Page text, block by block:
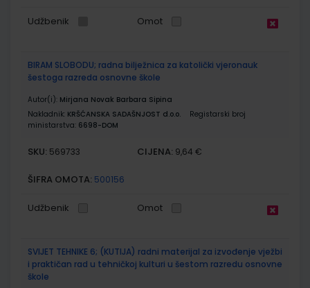
Udžbenik Omot
BIRAM SLOBODU; radna bilježnica za katolički vjeronauk
šestoga razreda osnovne škole
Autor(i): Mirjana Novak Barbara Sipina
Nakladnik: KRŠĆANSKA SADAŠNJOST d.o.o.
Registarski broj
ministarstva: 6698-DOM
SKU: 569733 CIJENA: 9,64 €
ŠIFRA OMOTA: 500156
Udžbenik Omot
SVIJET TEHNIKE 6; (KUTIJA) radni materijal za izvođenje vježbi
i praktičan rad u tehničkoj kulturi u šestom razredu osnovne
škole